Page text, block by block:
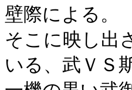
壁際による。
そこに映し出
いる、武ＶＳ